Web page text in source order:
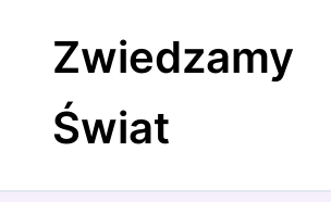
contentZwiedzamy
Świat